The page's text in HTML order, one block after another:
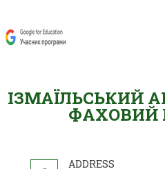
ІЗМАЇЛЬСЬКИЙ
ФАХОВИЙ